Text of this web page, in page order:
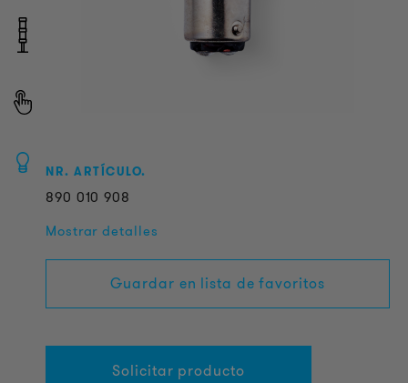
NR. ARTÍCULO.
890 010 908
Mostrar detalles
Guardar en lista de favoritos
Solicitar producto